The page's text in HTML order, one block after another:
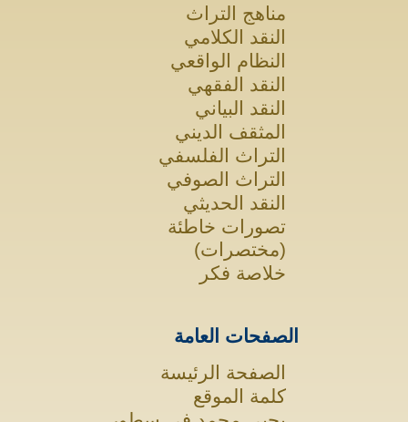
مناهج التراث
النقد الكلامي
النظام الواقعي
النقد الفقهي
النقد البياني
المثقف الديني
التراث الفلسفي
التراث الصوفي
النقد الحديثي
تصورات خاطئة
(مختصرات)
خلاصة فكر
الصفحات العامة
الصفحة الرئيسة
كلمة الموقع